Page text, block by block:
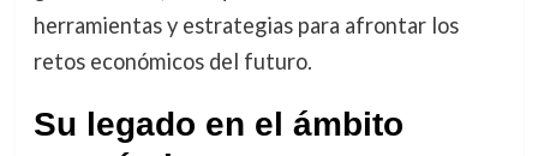
herramientas y estrategias para afrontar los
retos económicos del futuro.
Su legado en el ámbito